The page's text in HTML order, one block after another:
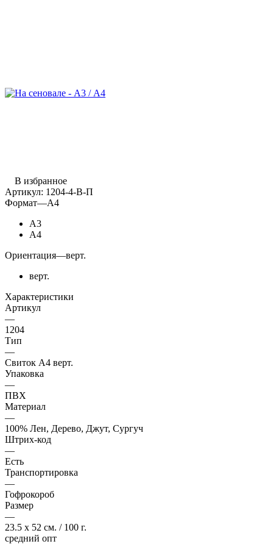
В избранное
Артикул: 1204-4-В-П
Формат—А4
А3
А4
Ориентация—верт.
верт.
Характеристики
Артикул
—
1204
Тип
—
Свиток А4 верт.
Упаковка
—
ПВХ
Материал
—
100% Лен, Дерево, Джут, Сургуч
Штрих-код
—
Есть
Транспортировка
—
Гофрокороб
Размер
—
23.5 x 52 см. / 100 г.
средний опт